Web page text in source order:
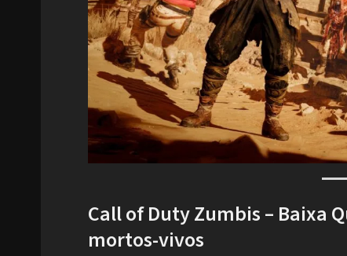
Call of Duty Zumbis – Baixa
mortos-vivos